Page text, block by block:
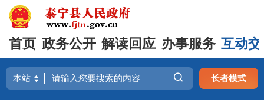
首页 政务公开 解读回应 办事服务 互动
长者模式